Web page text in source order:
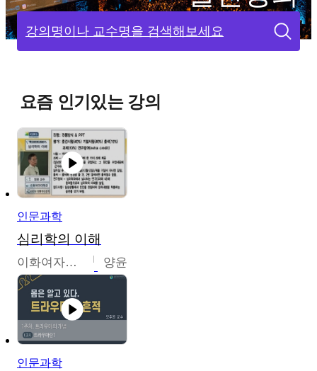
강의명이나 교수명을 검색해보세요
요즘 인기있는 강의
인문과학
심리학의 이해
이화여자대학교 양윤
인문과학